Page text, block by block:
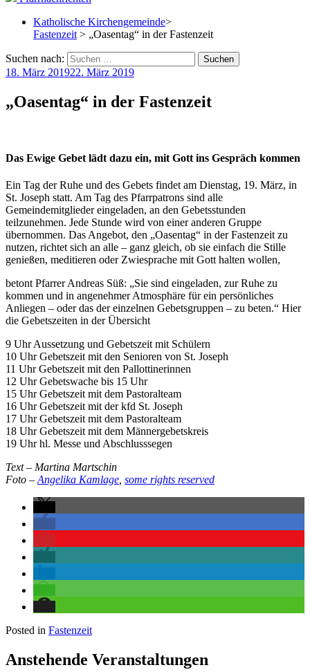
Katholische Kirchengemeinde>
Fastenzeit > „Oasentag“ in der Fastenzeit
Suchen nach:
18. März 201922. März 2019
„Oasentag“ in der Fastenzeit
Das Ewige Gebet lädt dazu ein, mit Gott ins Gespräch kommen
Ein Tag der Ruhe und des Gebets findet am Dienstag, 19. März, in
St. Joseph statt. Am Tag des Pfarrpatrons sind alle
Gemeindemitglieder eingeladen, an den Gebetsstunden
teilzunehmen. Jede Stunde wird von einer anderen Gruppe
übernommen. Das Angebot, den „Oasentag“ in der Fastenzeit zu
nutzen, richtet sich an alle – ganz gleich, ob sie einfach die Stille
genießen, meditieren oder Zwiesprache mit Gott halten wollen,
betont Pfarrer Andreas Süß: „Sie sind eingeladen, zur Ruhe zu
kommen und in angenehmer Atmosphäre für ein persönliches
Anliegen – oder das der einzelnen Gebetsgruppen – zu beten.“ Hier
die Gebetszeiten in der Übersicht
9 Uhr Aussetzung und Gebetszeit mit Schülern
10 Uhr Gebetszeit mit den Senioren von St. Joseph
11 Uhr Gebetszeit mit den Pallottinerinnen
12 Uhr Gebetswache bis 15 Uhr
15 Uhr Gebetszeit mit dem Pastoralteam
16 Uhr Gebetszeit mit der kfd St. Joseph
17 Uhr Gebetszeit mit dem Pastoralteam
18 Uhr Gebetszeit mit dem Männergebetskreis
19 Uhr hl. Messe und Abschlusssegen
Text – Martina Martschin
Foto – Angelika Kamlage some rights reserved
Posted in Fastenzeit
Anstehende Veranstaltungen